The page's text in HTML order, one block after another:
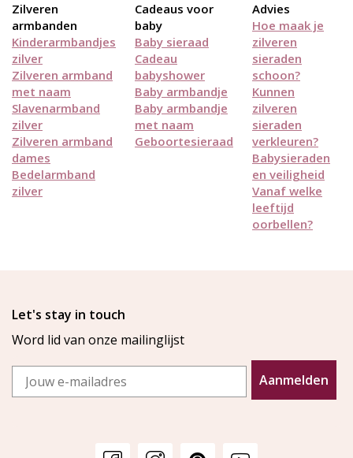
Zilveren
armbanden
Kinderarmbandjes
zilver
Zilveren armband
met naam
Slavenarmband
zilver
Zilveren armband
dames
Bedelarmband
zilver
Cadeaus voor
baby
Baby sieraad
Cadeau
babyshower
Baby armbandje
Baby armbandje
met naam
Geboortesieraad
Advies
Hoe maak je
zilveren
sieraden
schoon?
Kunnen
zilveren
sieraden
verkleuren?
Babysieraden
en veiligheid
Vanaf welke
leeftijd
oorbellen?
Let's stay in touch
Word lid van onze mailinglijst
Email
Aanmelden